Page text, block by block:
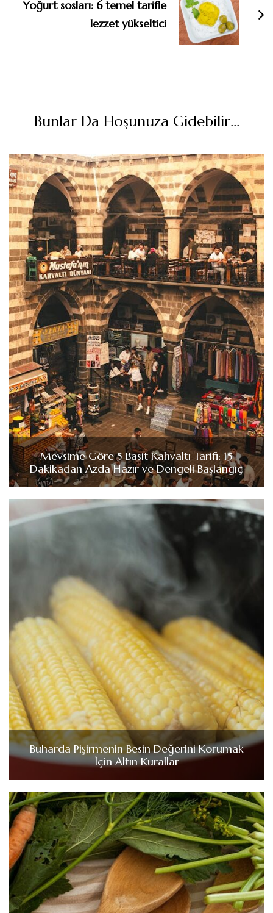
Yoğurt sosları: 6 temel tarifle
lezzet yükseltici
Bunlar Da Hoşunuza Gidebilir...
Mevsime Göre 5 Basit Kahvaltı Tarifi: 15
Dakikadan Azda Hazır ve Dengeli Başlangıç
Buharda Pişirmenin Besin Değerini Korumak
İçin Altın Kurallar